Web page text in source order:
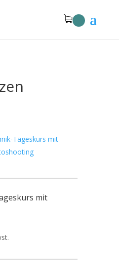
mit